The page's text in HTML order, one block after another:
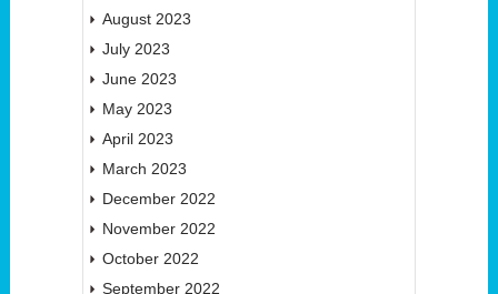
August 2023
July 2023
June 2023
May 2023
April 2023
March 2023
December 2022
November 2022
October 2022
September 2022